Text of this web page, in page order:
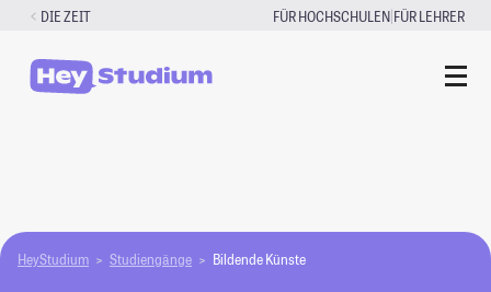
Zum
springen
DIE ZEIT FÜR HOCHSCHULEN|FÜR LEHRER
HeyStudium Studiengänge Bildende Künste